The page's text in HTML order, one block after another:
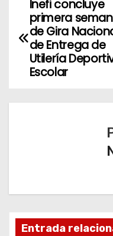
N
a
g
Inefi concluye
primera
de Gira
de Entrega de
Utilería
Escolar
Entrada